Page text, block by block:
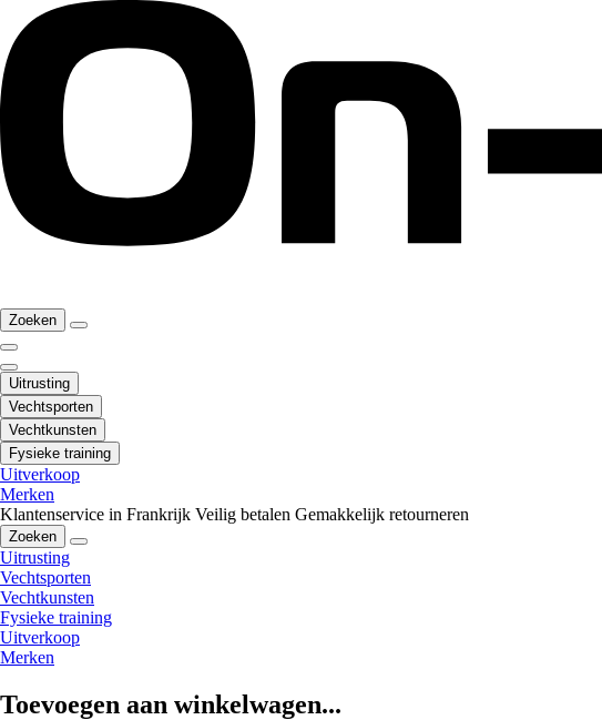
Zoeken
Uitrusting
Vechtsporten
Vechtkunsten
Fysieke training
Uitverkoop
Merken
Klantenservice in Frankrijk Veilig betalen Gemakkelijk retourneren
Zoeken
Uitrusting
Vechtsporten
Vechtkunsten
Fysieke training
Uitverkoop
Merken
Toevoegen aan winkelwagen...